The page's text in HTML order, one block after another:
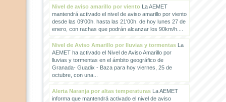
Nivel de aviso amarillo por vientoLa AEMET
mantendrá activado el nivel de aviso amarillo por viento
desde las 09'00h. hasta las 21'00h. de hoy lunes 27 de
enero, con rachas que podrán alcanzar los 90km/h....
Nivel de Aviso Amarillo por lluvias y tormentasLa
AEMET ha activado el Nivel de Aviso Amarillo por
lluvias y tormentas en el ámbito geográfico de
Granada- Guadix - Baza para hoy viernes, 25 de
octubre, con una...
Alerta Naranja por altas temperaturasLa AEMET
informa que mantendrá activado el nivel de aviso